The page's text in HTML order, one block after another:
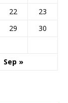
22
23
29
30
Sep »